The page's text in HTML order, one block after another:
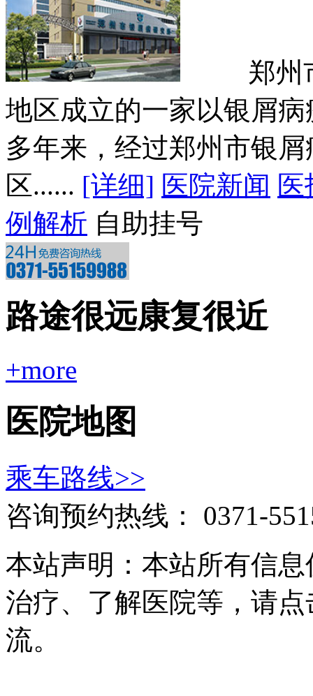
郑州市
地区成立的一家以银屑
多年来，经过郑州市银
区...... [详细] 医院新闻
例解析 自助挂号
路途很远康复很近
+more
医院地图
乘车路线>>
咨询预约热线：
0371-
本站声明：本站所有信
治疗、了解医院等，请
流。